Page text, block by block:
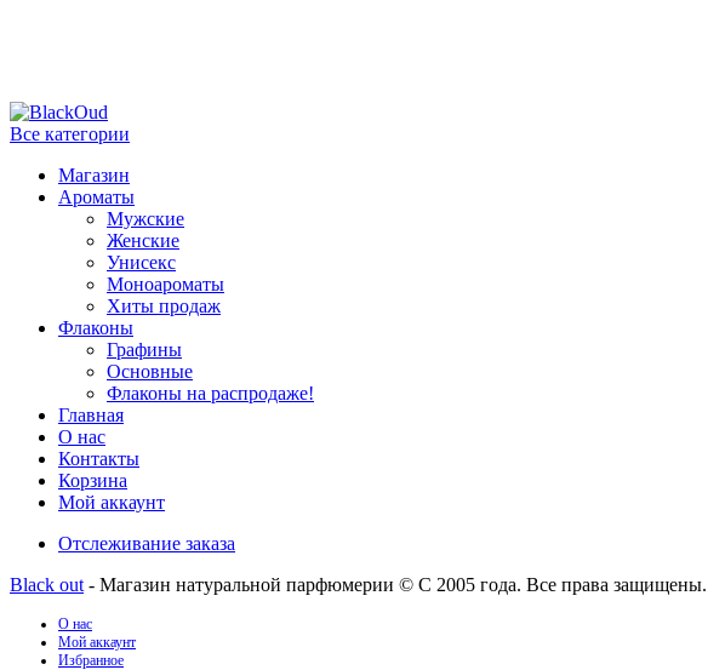
Все категории
Магазин
Ароматы
Мужские
Женские
Унисекс
Моноароматы
Хиты продаж
Флаконы
Графины
Основные
Флаконы на распродаже!
Главная
О нас
Контакты
Корзина
Мой аккаунт
Отслеживание заказа
Black out - Магазин натуральной парфюмерии © С 2005 года. Все права защищены.
О нас
Мой аккаунт
Избранное